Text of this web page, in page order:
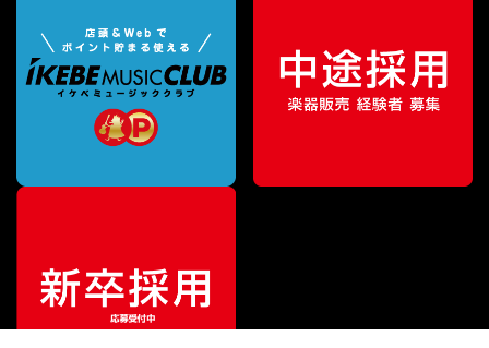
販売価格 495,000（税込）
¥458,000（税込）